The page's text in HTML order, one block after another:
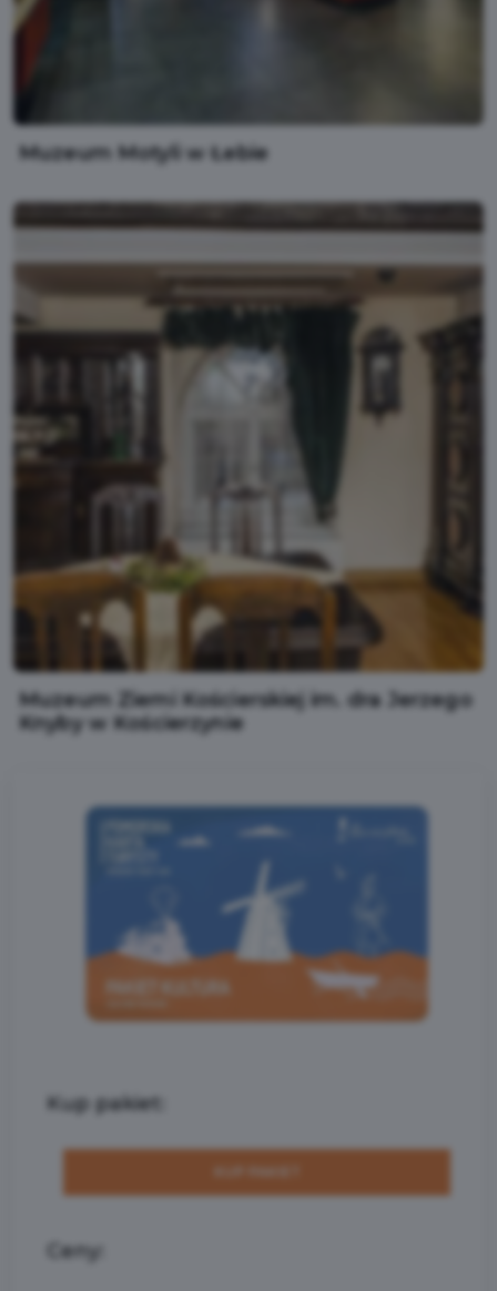
Muzeum Motyli w Łebie
Muzeum Ziemi Kościerskiej im. dra Jerzego
Knyby w Kościerzynie
Kup pakiet:
Ceny: